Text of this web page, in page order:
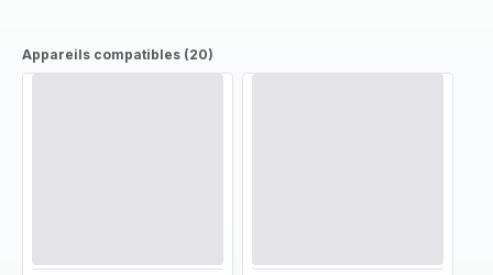
Appareils compatibles (20)